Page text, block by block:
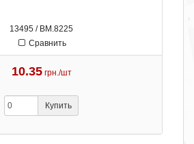
13495 / ВМ.8225
Сравнить
10.35 грн./шт
Купить